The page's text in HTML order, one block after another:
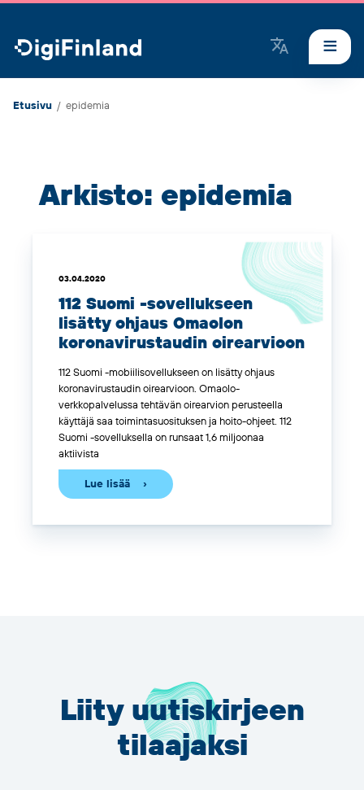
DigiFinland
Etusivu / epidemia
Arkisto: epidemia
03.04.2020
112 Suomi -sovellukseen
lisätty ohjaus Omaolon
koronavirustaudin oirearvioon
112 Suomi -mobiilisovellukseen on lisätty ohjaus
koronavirustaudin oirearvioon. Omaolo-
verkkopalvelussa tehtävän oirearvion perusteella
käyttäjä saa toimintasuosituksen ja hoito-ohjeet. 112
Suomi -sovelluksella on runsaat 1,6 miljoonaa
aktiivista
Lue lisää
Liity uutiskirjeen
tilaajaksi